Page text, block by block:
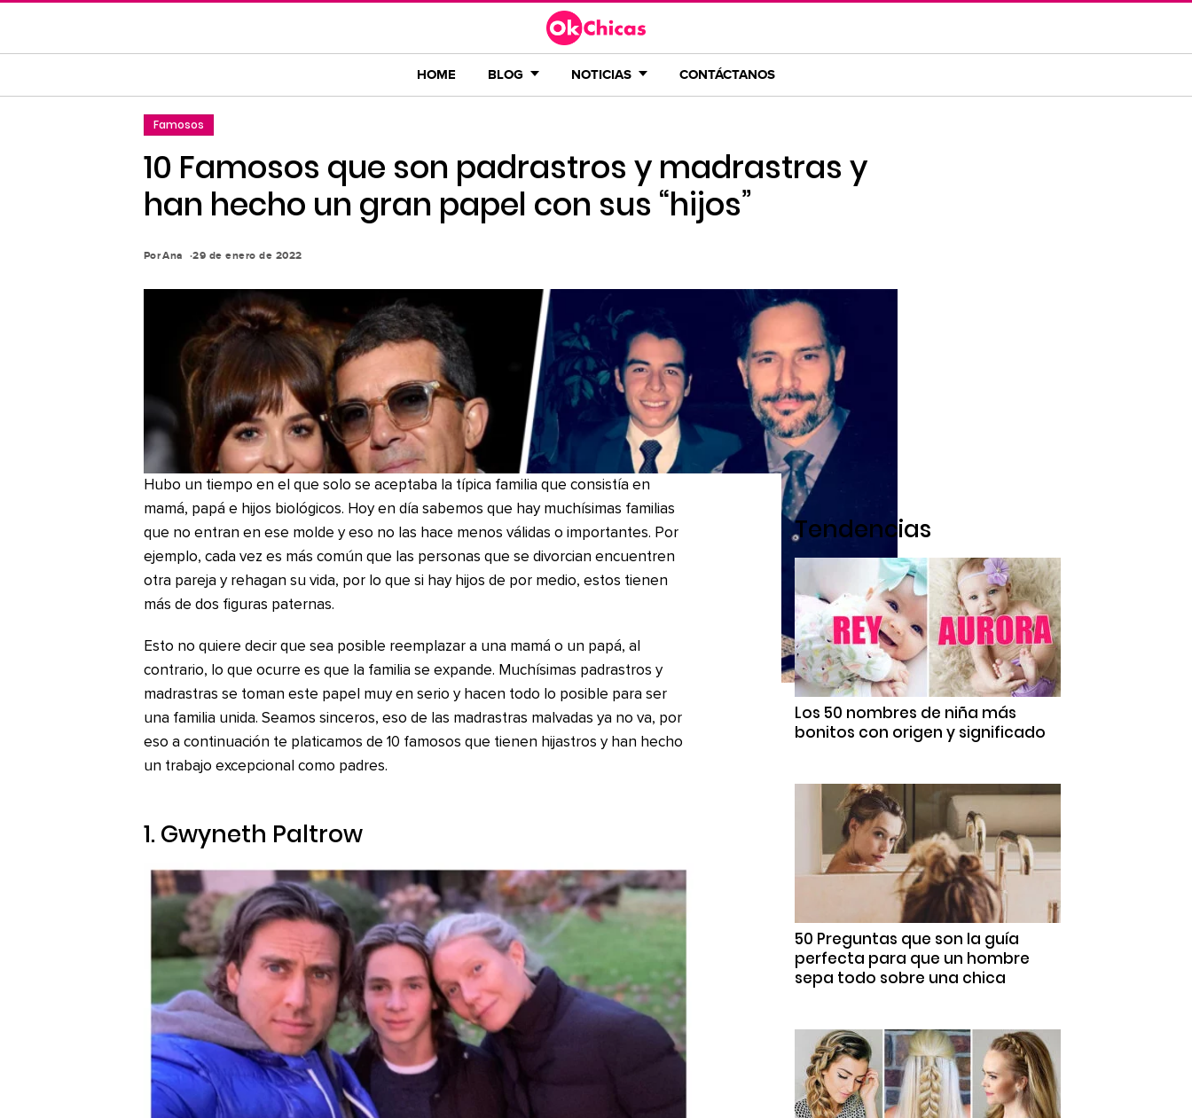
contenido
HOME BLOG NOTICIAS CONTÁCTANOS
Famosos
10 Famosos que son padrastros y madrastras y
han hecho un gran papel con sus “hijos”
PorAna 29 de enero de 2022
Hubo un tiempo en el que solo se aceptaba la típica familia que consistía en
mamá, papá e hijos biológicos. Hoy en día sabemos que hay muchísimas familias
que no entran en ese molde y eso no las hace menos válidas o importantes. Por
ejemplo, cada vez es más común que las personas que se divorcian encuentren
otra pareja y rehagan su vida, por lo que si hay hijos de por medio, estos tienen
más de dos figuras paternas.
Esto no quiere decir que sea posible reemplazar a una mamá o un papá, al
contrario, lo que ocurre es que la familia se expande. Muchísimas padrastros y
madrastras se toman este papel muy en serio y hacen todo lo posible para ser
una familia unida. Seamos sinceros, eso de las madrastras malvadas ya no va, por
eso a continuación te platicamos de 10 famosos que tienen hijastros y han hecho
un trabajo excepcional como padres.
1. Gwyneth Paltrow
Tendencias
Los 50 nombres de niña más
bonitos con origen y significado
50 Preguntas que son la guía
perfecta para que un hombre
sepa todo sobre una chica